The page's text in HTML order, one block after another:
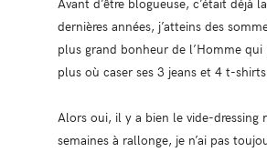
dernières années, j’atteins des
plus grand bonheur de l’Homme qui
plus où caser ses 3 jeans et 4 t-
Alors oui, il y a bien le vide-dressing
semaines à rallonge, je n’ai pas